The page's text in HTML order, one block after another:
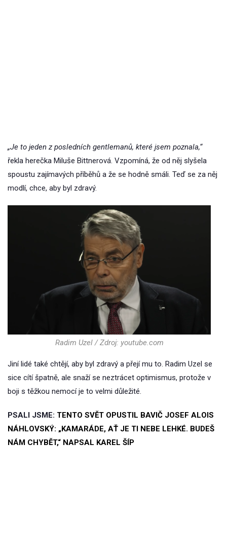
„Je to jeden z posledních gentlemanů, které jsem poznala,“
řekla herečka Miluše Bittnerová. Vzpomíná, že od něj slyšela
spoustu zajímavých příběhů a že se hodně smáli. Teď se za něj
modlí, chce, aby byl zdravý.
Radim Uzel / Zdroj: youtube.com
Jiní lidé také chtějí, aby byl zdravý a přejí mu to. Radim Uzel se
sice cítí špatně, ale snaží se neztrácet optimismus, protože v
boji s těžkou nemocí je to velmi důležité.
PSALI JSME: TENTO SVĚT OPUSTIL BAVIČ JOSEF ALOIS
NÁHLOVSKÝ: „KAMARÁDE, AŤ JE TI NEBE LEHKÉ. BUDEŠ
NÁM CHYBĚT,“ NAPSAL KAREL ŠÍP